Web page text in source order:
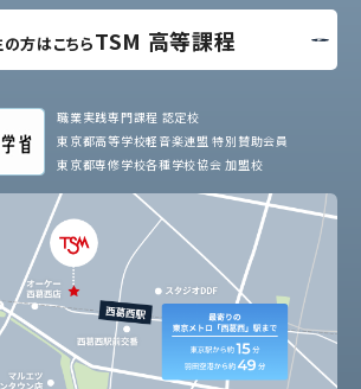
方はこちらTSM 高等課程
職業実践専門課程 認定校
東京都高等学校軽音楽連盟 特別賛助会員
東京都専修学校各種学校協会 加盟校